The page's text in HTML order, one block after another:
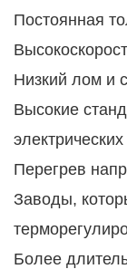
Постоянная
Низкий лом и
Высокие
Перегрев
Заводы,
Более